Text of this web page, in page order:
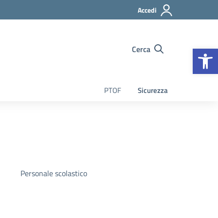
Accedi
Cerca
PTOF Sicurezza
Personale scolastico